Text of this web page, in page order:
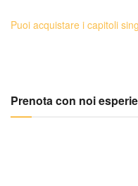
Puoi acquistare i capitoli
Prenota con noi